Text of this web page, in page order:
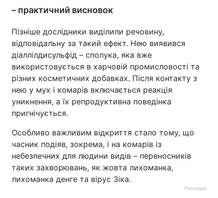
– практичний висновок
Пізніше дослідники виділили речовину,
відповідальну за такий ефект. Нею виявився
діаллілдисульфід – сполука, яка вже
використовується в харчовій промисловості та
різних косметичних добавках. Після контакту з
нею у мух і комарів включається реакція
уникнення, а їх репродуктивна поведінка
пригнічується.
Особливо важливим відкриття стало тому, що
часник подіяв, зокрема, і на комарів із
небезпечних для людини видів – переносників
таких захворювань, як жовта лихоманка,
лихоманка денге та вірус Зіка.
Реклама